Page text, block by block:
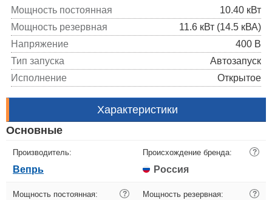
Мощность постоянная
10.40 кВт
Мощность резервная
11.6 кВт (14.5 кВА)
Напряжение
400 В
Тип запуска
Автозапуск
Исполнение
Открытое
Характеристики
Основные
Производитель:
Вепрь
Происхождение бренда: ?
Россия
Мощность постоянная: ? Мощность резервная: ?